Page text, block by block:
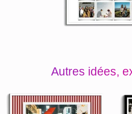
Autres idées,